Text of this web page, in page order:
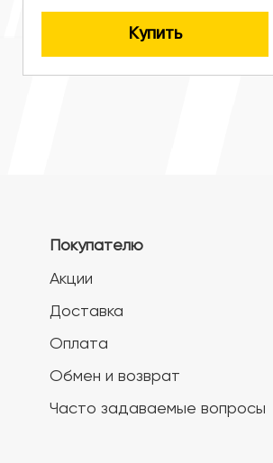
Купить
Покупателю
Акции
Доставка
Оплата
Обмен и возврат
Часто задаваемые вопросы